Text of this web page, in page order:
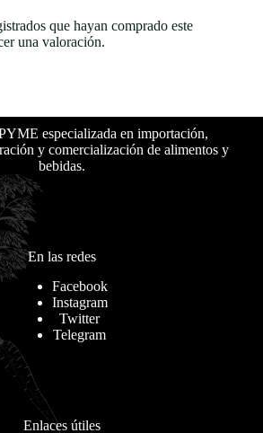
que hayan comprado este
una valoración.
especializada en importación,
y comercialización de alimentos y
bebidas.
En las redes
Facebook
Instagram
Twitter
Telegram
Enlaces útiles